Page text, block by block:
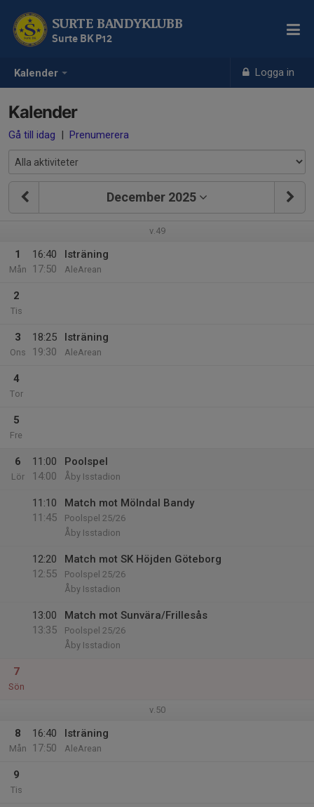
Kalender Logga in
SURTE BANDYKLUBB
Surte BK P12
Kalender
Gå till idag | Prenumerera
December 2025
v.49
1
Mån
16:40
17:50
Isträning
AleArean
2
Tis
3
Ons
18:25
19:30
Isträning
AleArean
4
Tor
5
Fre
6
Lör
11:00
14:00
Poolspel
Åby Isstadion
11:10
11:45
Match mot Mölndal Bandy
Poolspel 25/26
Åby Isstadion
12:20
12:55
Match mot SK Höjden Göteborg
Poolspel 25/26
Åby Isstadion
13:00
13:35
Match mot Sunvära/Frillesås
Poolspel 25/26
Åby Isstadion
7
Sön
v.50
8
Mån
16:40
17:50
Isträning
AleArean
9
Tis